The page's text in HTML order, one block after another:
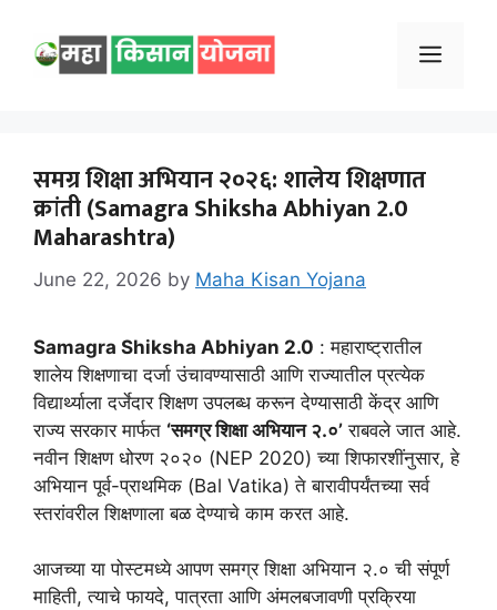
content
Menu
समग्र शिक्षा अभियान २०२६: शालेय शिक्षणात
क्रांती (Samagra Shiksha Abhiyan 2.0
Maharashtra)
June 22, 2026 by Maha Kisan Yojana
Samagra Shiksha Abhiyan 2.0 : महाराष्ट्रातील
शालेय शिक्षणाचा दर्जा उंचावण्यासाठी आणि राज्यातील प्रत्येक
विद्यार्थ्याला दर्जेदार शिक्षण उपलब्ध करून देण्यासाठी केंद्र आणि
राज्य सरकार मार्फत ‘समग्र शिक्षा अभियान २.०’ राबवले जात आहे.
नवीन शिक्षण धोरण २०२० (NEP 2020) च्या शिफारशींनुसार, हे
अभियान पूर्व-प्राथमिक (Bal Vatika) ते बारावीपर्यंतच्या सर्व
स्तरांवरील शिक्षणाला बळ देण्याचे काम करत आहे.
आजच्या या पोस्टमध्ये आपण समग्र शिक्षा अभियान २.० ची संपूर्ण
माहिती, त्याचे फायदे, पात्रता आणि अंमलबजावणी प्रक्रिया